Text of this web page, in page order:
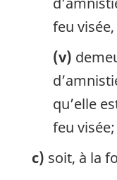
feu visée,
(v)
qu’elle
feu visée;
c) soit, à la